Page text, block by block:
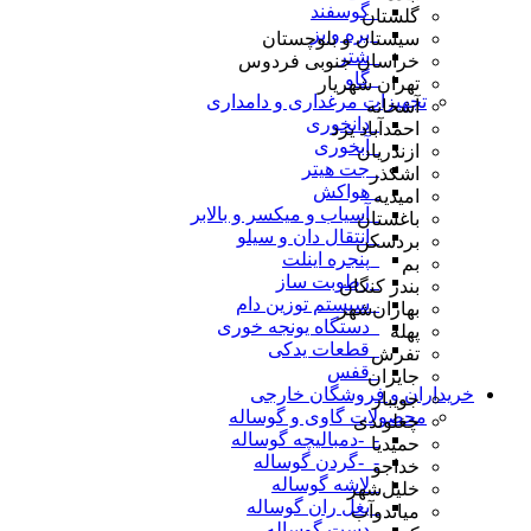
_گوسفند
_بره و بز
_شتر
_گاو
تجهیزات مرغداری و دامداری
_دانخوری
_آبخوری
_جت هیتر
_هواکش
_آسیاب و میکسر و بالابر
_انتقال دان و سیلو
_پنجره اینلت
_رطوبت ساز
_سیستم توزین دام
_دستگاه یونجه خوری
_قطعات یدکی
_قفس
خریداران و فروشگان خارجی
محصولات گاوی و گوساله
-_-دمبالیچه گوساله
-_-گردن گوساله
_لاشه گوساله
_بغل ران گوساله
گلستان
سیستان و بلوچستان
خراسان جنوبی فردوس
تهران شهریار
آشخانه
احمدآباد یزد
ازندریان
اشکذر
امیدیه
باغستان
بردسکن
بم
بندر کنگان
بهاران‌شهر
پهله
تفرش
جایزان
جویبار
چغلوندی
حمیدیا
خداجو
خلیل‌شهر
میاندوآب